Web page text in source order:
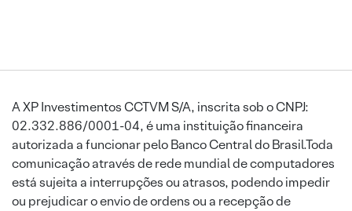
A XP Investimentos CCTVM S/A, inscrita sob o CNPJ:
02.332.886/0001-04, é uma instituição financeira
autorizada a funcionar pelo Banco Central do Brasil.Toda
comunicação através de rede mundial de computadores
está sujeita a interrupções ou atrasos, podendo impedir
ou prejudicar o envio de ordens ou a recepção de